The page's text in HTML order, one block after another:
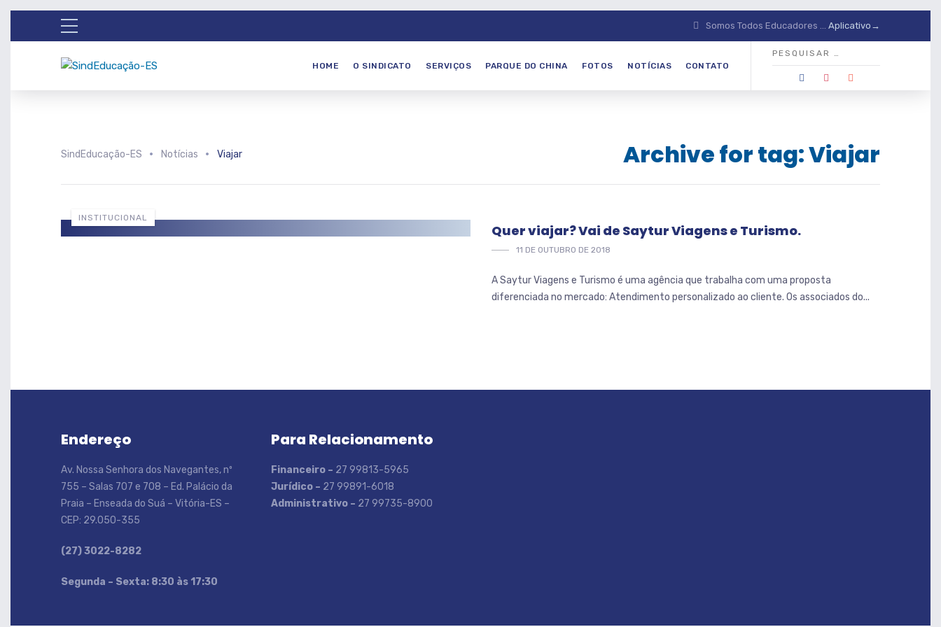
Somos Todos Educadores ... Aplicativo→
HOME O SINDICATO SERVIÇOS PARQUE DO CHINA FOTOS NOTÍCIAS CONTATO
Archive for tag: Viajar
SindEducação-ES Notícias Viajar
INSTITUCIONAL
Quer viajar? Vai de Saytur Viagens e Turismo.
11 DE OUTUBRO DE 2018
A Saytur Viagens e Turismo é uma agência que trabalha com uma proposta
diferenciada no mercado: Atendimento personalizado ao cliente. Os associados do...
Endereço
Av. Nossa Senhora dos Navegantes, nº
755 – Salas 707 e 708 – Ed. Palácio da
Praia – Enseada do Suá – Vitória-ES –
CEP: 29.050-355
(27) 3022-8282
Segunda – Sexta: 8:30 às 17:30
Para Relacionamento
Financeiro – 27 99813-5965
Jurídico – 27 99891-6018
Administrativo – 27 99735-8900